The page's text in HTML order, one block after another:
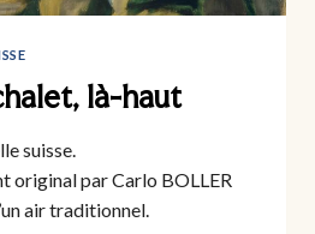
là-haut
suisse.
original par Carlo BOLLER
air traditionnel.